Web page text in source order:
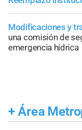
Modificaciones y
una comisión de
emergencia hídrica
+ Área